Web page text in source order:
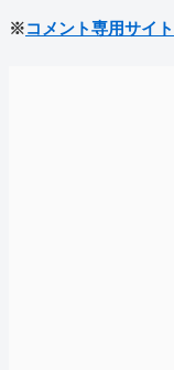
※コメント専用サイト